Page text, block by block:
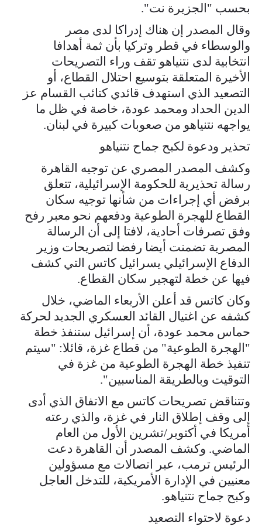
بحسب "الجزيرة نت".
وقال المصدر إن هناك إدراكا لدى مصر
والوسطاء في قطر وتركيا بأن ثمة أهدافا
انتخابية لدى نتنياهو تقف وراء التصريحات
الأخيرة المتعلقة بتوسيع احتلال القطاع، أو
التصعيد الذي استهدف قائدي كتائب القسام عز
الدين الحداد ومحمد عودة، خاصة في ظل ما
يواجهه نتنياهو من صعوبات كبيرة في لبنان.
تحذير ودعوة لكبح جماح نتنياهو
وكشف المصدر المصري عن توجيه القاهرة
رسالة تحذيرية للحكومة الإسرائيلية، تتعلق
برفض أي إجراءات من شأنها توجيه سكان
القطاع للهجرة الطوعية ودفعهم نحو معبر رفح
وفق تصرفات أحادية، لافتا إلى أن الرسالة
المصرية تضمنت أيضا رفضا لتصريحات وزير
الدفاع الإسرائيلي يسرائيل كاتس التي كشف
فيها عن خطة لتهجير سكان القطاع.
وكان كاتس قد أعلن الأربعاء الماضي، خلال
كشفه عن اغتيال القائد العسكري الجديد لحركة
حماس محمد عودة، أن إسرائيل ستنفذ خطة
"الهجرة الطوعية" من قطاع غزة، قائلا: "سيتم
تنفيذ خطة الهجرة الطوعية من غزة في
التوقيت وبالطريقة المناسبين".
وتتناقض تصريحات كاتس مع الاتفاق الذي أدى
إلى وقف إطلاق النار في غزة، والذي رعته
أمريكا في أكتوبر/تشرين الأول من العام
الماضي. وكشف المصدر أن القاهرة دعت
الرئيس ترمب، عبر اتصالات مع مسؤولين
معنيين في الإدارة الأمريكية، للتدخل العاجل
وكبح جماح نتنياهو.
دعوة لاحتواء التصعيد